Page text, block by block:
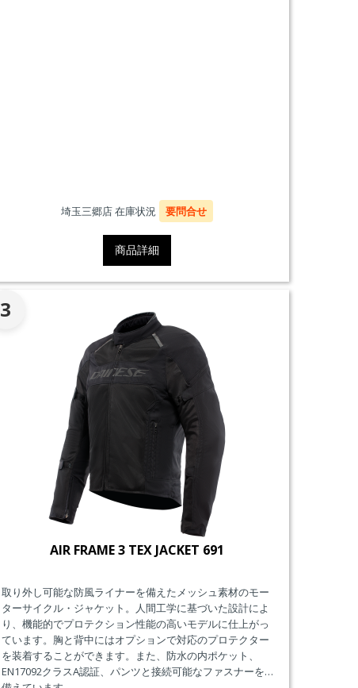
埼玉三郷店 在庫状況 要問合せ
商品詳細
3
AIR FRAME 3 TEX JACKET 691
取り外し可能な防風ライナーを備えたメッシュ素材のモー
ターサイクル・ジャケット。人間工学に基づいた設計によ
り、機能的でプロテクション性能の高いモデルに仕上がっ
ています。胸と背中にはオプションで対応のプロテクター
を装着することができます。また、防水の内ポケット、
EN17092クラスA認証、パンツと接続可能なファスナーを